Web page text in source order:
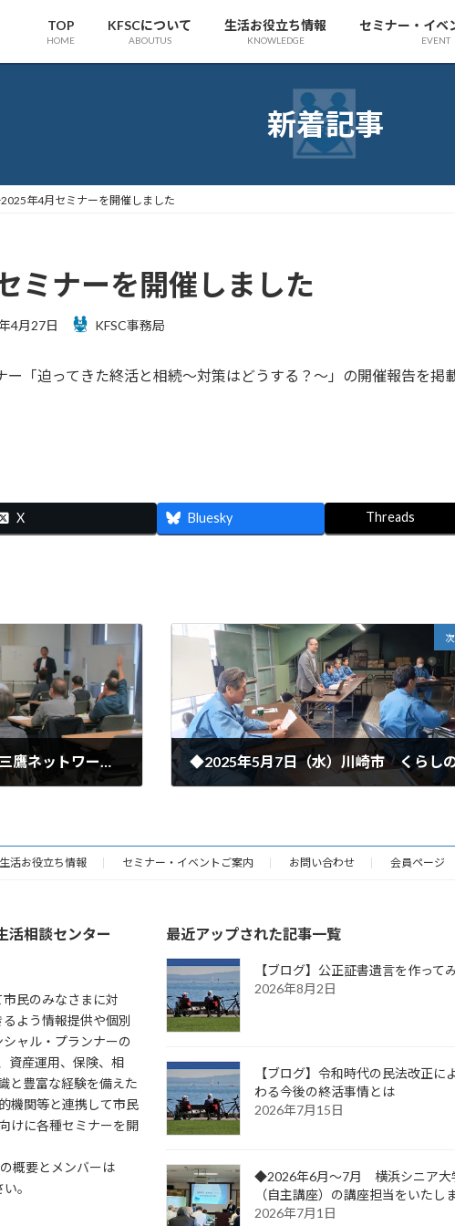
TOP
HOME
KFSCについて
ABOUTUS
生活お役立ち情報
KNOWLEDGE
セミナー・イベ
EVENT
新着記事
年4月セミナーを開催しました
ナーを開催しました
4月27日 KFSC事務局
ー「迫ってきた終活と相続～対策はどうする？～」の開催報告を掲
X Bluesky Threads
◆2025年3月26日（水）三鷹ネットワーク大学講座でセミナーを開催しました。
生活お役立ち情報 セミナー・イベントご案内 お問い合わせ 会員ページ
活相談センター
民のみなさまに対
よう情報提供や個別
ャル・プランナーの
資産運用、保険、相
と豊富な経験を備えた
機関等と連携して市民
けに各種セミナーを開
概要とメンバーは
。
最近アップされた記事一覧
【ブログ】公正証書遺言を作って
2026年8月2日
【ブログ】令和時代の民法改正に
わる今後の終活事情とは
2026年7月15日
◆2026年6月～7月 横浜シニア大
（自主講座）の講座担当をいたし
2026年7月1日